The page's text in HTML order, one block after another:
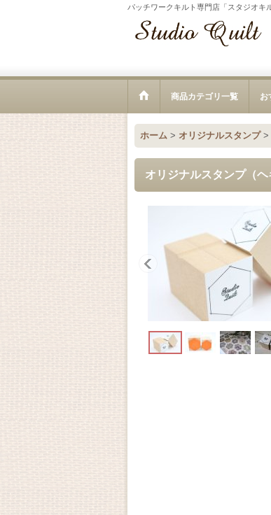
パッチワークキルト専門店「スタジオキ
商品カテゴリ一覧 お
ホーム > オリジナルスタンプ >
オリジナルスタンプ（ヘ